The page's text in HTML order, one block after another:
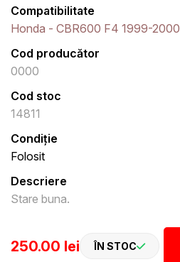
Compatibilitate
Honda - CBR600 F4 1999-2000
Cod producător
0000
Cod stoc
14811
Condiție
Folosit
Descriere
Stare buna.
250.00 lei ÎN STOC